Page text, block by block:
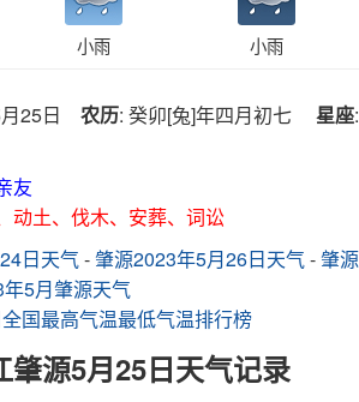
小雨 小雨
25日 农历: 癸卯[兔]年四月初七 星座:
友
动土、伐木、安葬、词讼
日天气-肇源2023年5月26日天气-肇源
5月肇源天气
国最高气温最低气温排行榜
肇源5月25日天气记录